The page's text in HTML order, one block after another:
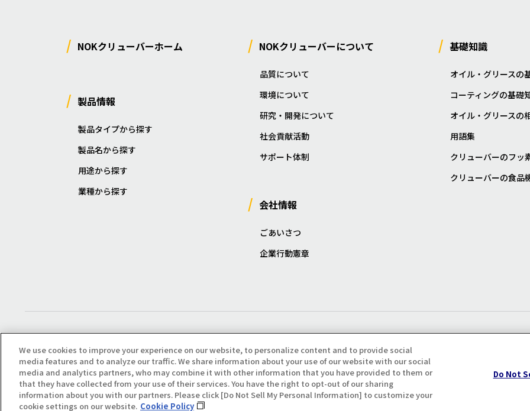
NOKクリューバーホーム
製品情報
製品タイプから探す
製品名から探す
用途から探す
業種から探す
NOKクリューバーについて
品質について
環境について
研究・開発について
社会貢献活動
サポート体制
会社情報
ごあいさつ
企業行動憲章
基礎知識
オイル・グリースの
コーティングの基礎
オイル・グリースの
用語集
クリューバーのフッ
クリューバーの食品
プライバシー・クッキーポリシ
Copyright(C) All Right Reserved. Producted by NOK KLÜBER CO., LTD.
We use cookies to improve your experience on our website, to personalize content and to provide social
media features and to analyze our traffic. We share information about your use of our website with our social
media and analytics partners, who may combine it with other information that you have provided to them or
that they have collected from your use of their services. You have the right to opt-out of our sharing
information about you with our partners. Please click [Do Not Sell My Personal Information] to customize your
cookie settings on our website. Cookie Policy
Do Not